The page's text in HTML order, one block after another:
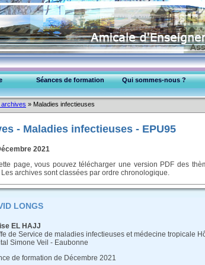
archives » Maladies infectieuses
- Maladies infectieuses - EPU95
2021
page, vous pouvez télécharger une version PDF des
Les archives sont classées par ordre chronologique.
LONGS
EL HAJJ
de Service de maladies infectieuses et médecine tropicale
Simone Veil - Eaubonne
de formation de Décembre 2021
Séances de formation
Qui sommes-nous ?
EPU-95 Montmorency